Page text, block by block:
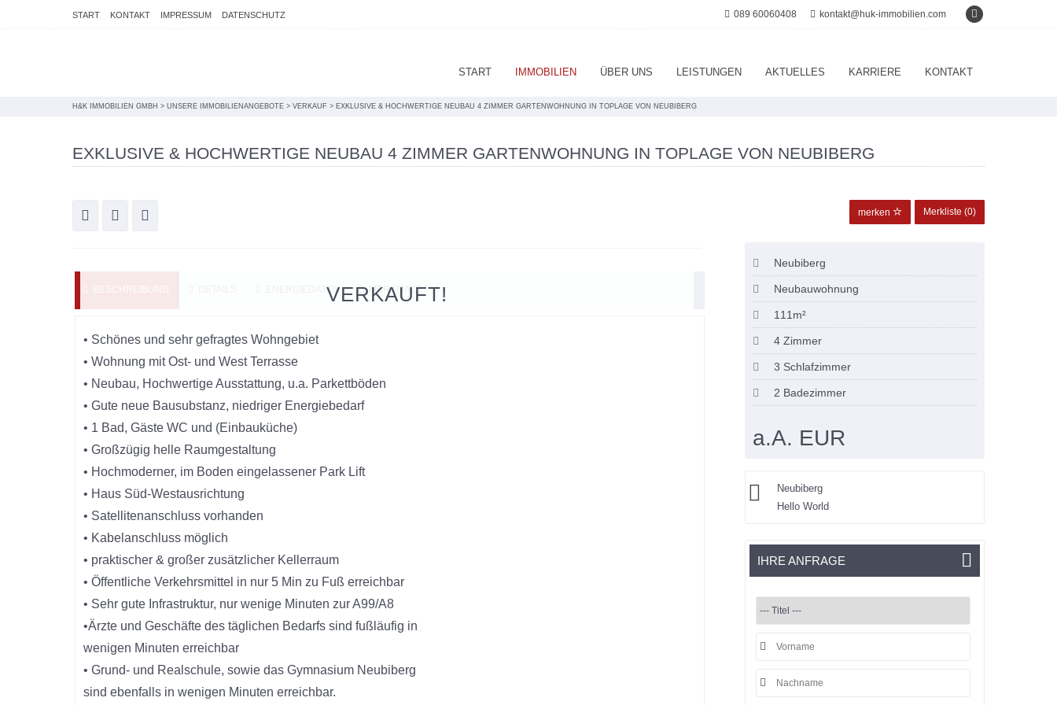
START KONTAKT IMPRESSUM DATENSCHUTZ 089 60060408 kontakt@huk-immobilien.com
START IMMOBILIEN ÜBER UNS LEISTUNGEN AKTUELLES KARRIERE KONTAKT
H&K IMMOBILIEN GMBH > UNSERE IMMOBILIENANGEBOTE > VERKAUF > EXKLUSIVE & HOCHWERTIGE NEUBAU 4 ZIMMER GARTENWOHNUNG IN TOPLAGE VON NEUBIBERG
EXKLUSIVE & HOCHWERTIGE NEUBAU 4 ZIMMER GARTENWOHNUNG IN TOPLAGE VON NEUBIBERG
VERKAUFT!
ENERGIEDATEN MERKMALE
• Schönes und sehr gefragtes Wohngebiet
• Wohnung mit Ost- und West Terrasse
• Neubau, Hochwertige Ausstattung, u.a. Parkettböden
• Gute neue Bausubstanz, niedriger Energiebedarf
• 1 Bad, Gäste WC und (Einbauküche)
• Großzügig helle Raumgestaltung
• Hochmoderner, im Boden eingelassener Park Lift
• Haus Süd-Westausrichtung
• Satellitenanschluss vorhanden
• Kabelanschluss möglich
• praktischer & großer zusätzlicher Kellerraum
• Öffentliche Verkehrsmittel in nur 5 Min zu Fuß erreichbar
• Sehr gute Infrastruktur, nur wenige Minuten zur A99/A8
•Ärzte und Geschäfte des täglichen Bedarfs sind fußläufig in
wenigen Minuten erreichbar
• Grund- und Realschule, sowie das Gymnasium Neubiberg
sind ebenfalls in wenigen Minuten erreichbar.
Merkliste (0)
merken
Neubiberg
Neubauwohnung
111m²
4 Zimmer
3 Schlafzimmer
2 Badezimmer
a.A. EUR
Neubiberg
Hello World
IHRE ANFRAGE